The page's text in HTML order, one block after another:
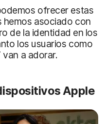
ofrecer estas
hemos asociado con
de la identidad en los
los usuarios como
a adorar.
Apple